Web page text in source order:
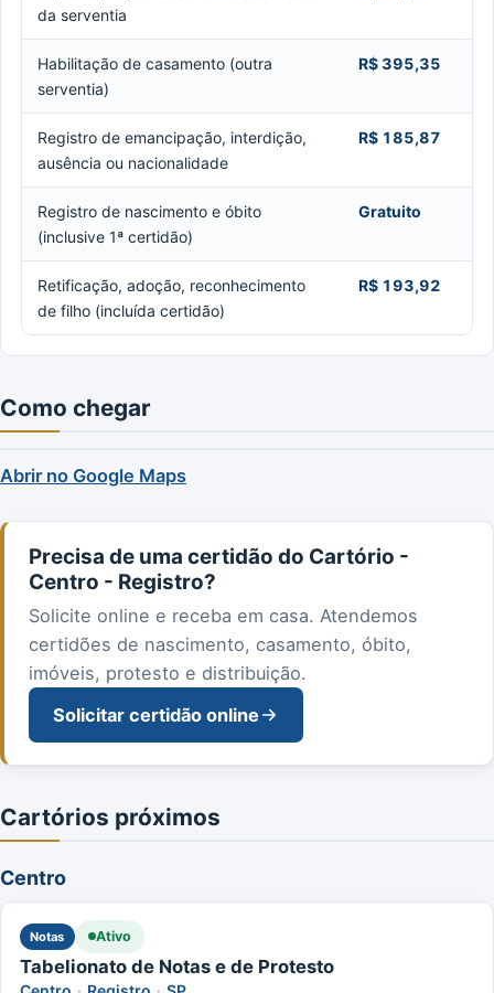
da serventia
Habilitação de casamento (outra
serventia)
R$ 395,35
Registro de emancipação, interdição,
ausência ou nacionalidade
R$ 185,87
Registro de nascimento e óbito
(inclusive 1ª certidão)
Gratuito
Retificação, adoção, reconhecimento
de filho (incluída certidão)
R$ 193,92
Como chegar
Abrir no Google Maps
Precisa de uma certidão do Cartório -
Centro - Registro?
Solicite online e receba em casa. Atendemos
certidões de nascimento, casamento, óbito,
imóveis, protesto e distribuição.
Solicitar certidão online
Cartórios próximos
Centro
Notas Ativo
Tabelionato de Notas e de Protesto